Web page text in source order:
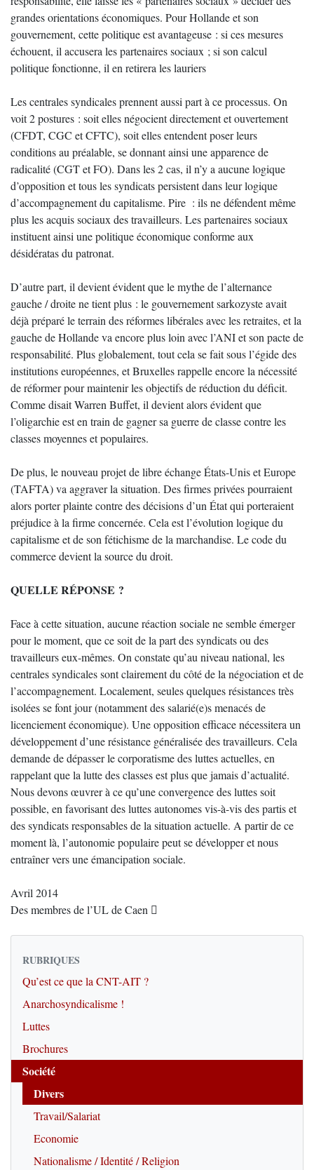
grandes orientations économiques. Pour Hollande et son
gouvernement, cette politique est avantageuse : si ces mesures
échouent, il accusera les partenaires sociaux ; si son calcul
politique fonctionne, il en retirera les lauriers
Les centrales syndicales prennent aussi part à ce processus. On
voit 2 postures : soit elles négocient directement et ouvertement
(CFDT, CGC et CFTC), soit elles entendent poser leurs
conditions au préalable, se donnant ainsi une apparence de
radicalité (CGT et FO). Dans les 2 cas, il n’y a aucune logique
d’opposition et tous les syndicats persistent dans leur logique
d’accompagnement du capitalisme. Pire : ils ne défendent même
plus les acquis sociaux des travailleurs. Les partenaires sociaux
instituent ainsi une politique économique conforme aux
désidératas du patronat.
D’autre part, il devient évident que le mythe de l’alternance
gauche / droite ne tient plus : le gouvernement sarkozyste avait
déjà préparé le terrain des réformes libérales avec les retraites, et la
gauche de Hollande va encore plus loin avec l’ANI et son pacte de
responsabilité. Plus globalement, tout cela se fait sous l’égide des
institutions européennes, et Bruxelles rappelle encore la nécessité
de réformer pour maintenir les objectifs de réduction du déficit.
Comme disait Warren Buffet, il devient alors évident que
l’oligarchie est en train de gagner sa guerre de classe contre les
classes moyennes et populaires.
De plus, le nouveau projet de libre échange États-Unis et Europe
(TAFTA) va aggraver la situation. Des firmes privées pourraient
alors porter plainte contre des décisions d’un État qui porteraient
préjudice à la firme concernée. Cela est l’évolution logique du
capitalisme et de son fétichisme de la marchandise. Le code du
commerce devient la source du droit.
QUELLE RÉPONSE ?
Face à cette situation, aucune réaction sociale ne semble émerger
pour le moment, que ce soit de la part des syndicats ou des
travailleurs eux-mêmes. On constate qu’au niveau national, les
centrales syndicales sont clairement du côté de la négociation et de
l’accompagnement. Localement, seules quelques résistances très
isolées se font jour (notamment des salarié(e)s menacés de
licenciement économique). Une opposition efficace nécessitera un
développement d’une résistance généralisée des travailleurs. Cela
demande de dépasser le corporatisme des luttes actuelles, en
rappelant que la lutte des classes est plus que jamais d’actualité.
Nous devons œuvrer à ce qu’une convergence des luttes soit
possible, en favorisant des luttes autonomes vis-à-vis des partis et
des syndicats responsables de la situation actuelle. A partir de ce
moment là, l’autonomie populaire peut se développer et nous
entraîner vers une émancipation sociale.
Avril 2014
Des membres de l’UL de Caen 
RUBRIQUES
Qu’est ce que la CNT-AIT ?
Anarchosyndicalisme !
Luttes
Brochures
Société
Divers
Travail/Salariat
Economie
Nationalisme / Identité / Religion